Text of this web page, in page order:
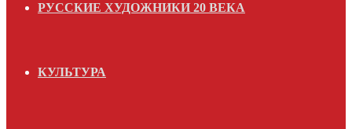
РУССКИЕ ХУДОЖНИКИ 20 ВЕКА
КУЛЬТУРА